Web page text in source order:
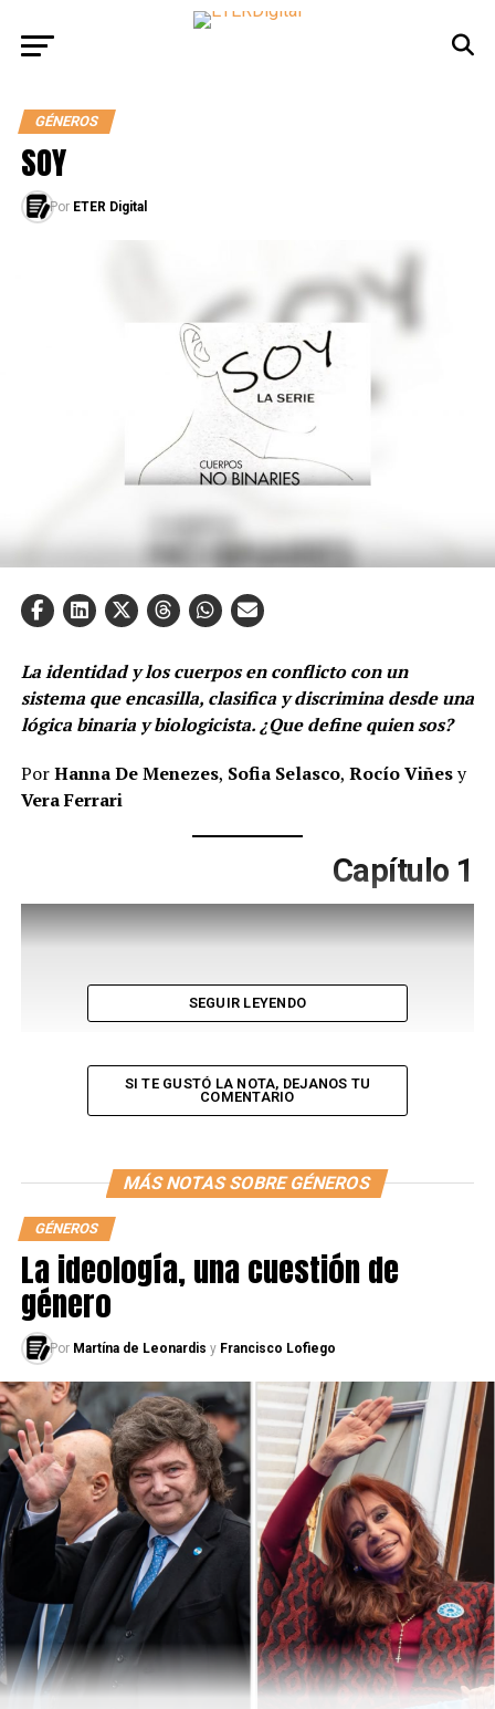
GÉNEROS
SOY
Por ETER Digital
La identidad y los cuerpos en conflicto con un
sistema que encasilla, clasifica y discrimina desde una
lógica binaria y biologicista. ¿Que define quien sos?
PorHanna De Menezes, Sofia Selasco, Rocío Viñesy
Vera Ferrari
Capítulo 1
Capítulo 2
Capítulo 3
SEGUIR LEYENDO
SI TE GUSTÓ LA NOTA, DEJANOS TU
COMENTARIO
MÁS NOTAS SOBRE GÉNEROS
GÉNEROS
La ideología, una cuestión de
género
Por Martína de Leonardis y Francisco Lofiego